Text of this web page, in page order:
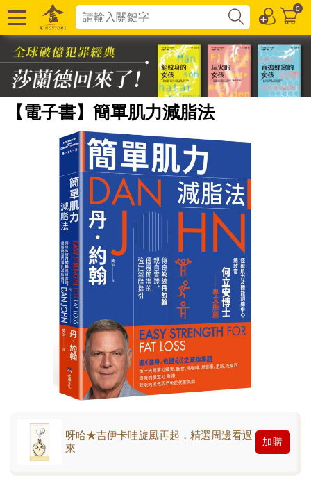
0
【電子書】簡單肌力減脂法
呀哈★吉伊卡哇旋風再起，精選周邊看過
來
加購